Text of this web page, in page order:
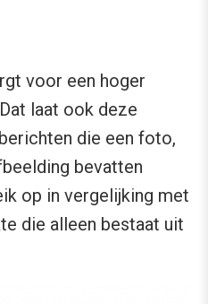
voor een hoger
laat ook deze
die een foto,
bevatten
op in vergelijking met
die alleen bestaat uit